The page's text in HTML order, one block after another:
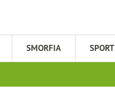
SMORFIA SPORT